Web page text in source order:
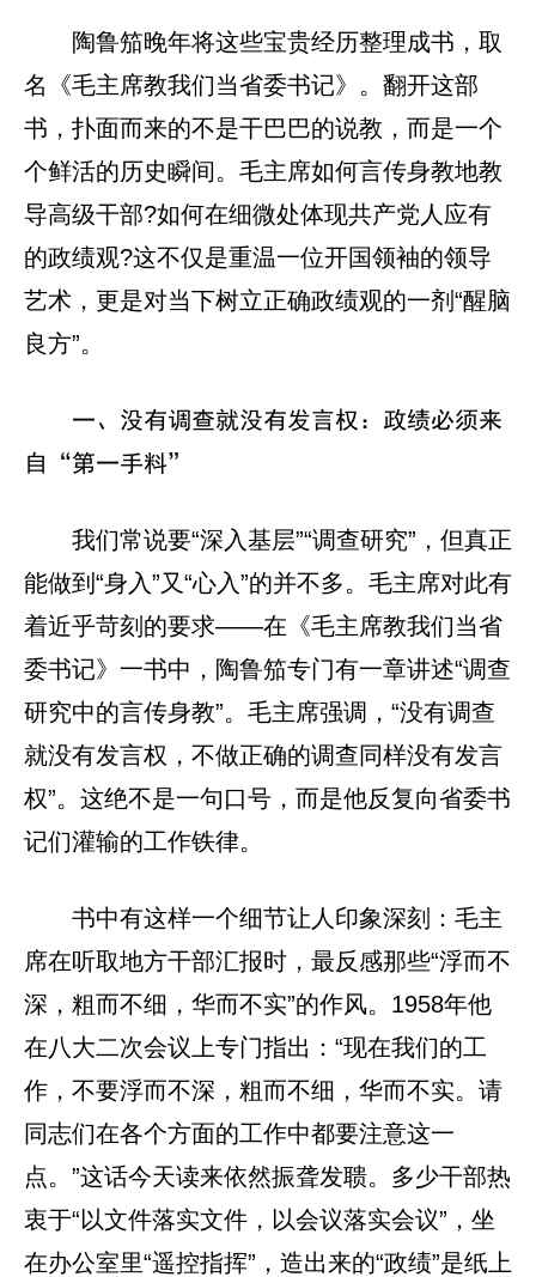
陶鲁笳晚年将这些宝贵经历整理成书，取
名《毛主席教我们当省委书记》。翻开这部
书，扑面而来的不是干巴巴的说教，而是一个
个鲜活的历史瞬间。毛主席如何言传身教地教
导高级干部?如何在细微处体现共产党人应有
的政绩观?这不仅是重温一位开国领袖的领导
艺术，更是对当下树立正确政绩观的一剂“醒脑
良方”。
一、没有调查就没有发言权：政绩必须来
自“第一手料”
我们常说要“深入基层”“调查研究”，但真正
能做到“身入”又“心入”的并不多。毛主席对此有
着近乎苛刻的要求——在《毛主席教我们当省
委书记》一书中，陶鲁笳专门有一章讲述“调查
研究中的言传身教”。毛主席强调，“没有调查
就没有发言权，不做正确的调查同样没有发言
权”。这绝不是一句口号，而是他反复向省委书
记们灌输的工作铁律。
书中有这样一个细节让人印象深刻：毛主
席在听取地方干部汇报时，最反感那些“浮而不
深，粗而不细，华而不实”的作风。1958年他
在八大二次会议上专门指出：“现在我们的工
作，不要浮而不深，粗而不细，华而不实。请
同志们在各个方面的工作中都要注意这一
点。”这话今天读来依然振聋发聩。多少干部热
衷于“以文件落实文件，以会议落实会议”，坐
在办公室里“遥控指挥”，造出来的“政绩”是纸上